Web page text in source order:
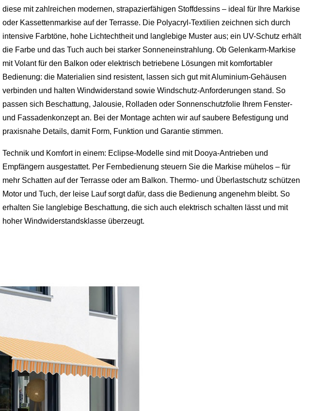
diese mit zahlreichen modernen, strapazierfähigen Stoffdessins – ideal für Ihre Markise
oder Kassettenmarkise auf der Terrasse. Die Polyacryl-Textilien zeichnen sich durch
intensive Farbtöne, hohe Lichtechtheit und langlebige Muster aus; ein UV-Schutz erhält
die Farbe und das Tuch auch bei starker Sonneneinstrahlung. Ob Gelenkarm-Markise
mit Volant für den Balkon oder elektrisch betriebene Lösungen mit komfortabler
Bedienung: die Materialien sind resistent, lassen sich gut mit Aluminium-Gehäusen
verbinden und halten Windwiderstand sowie Windschutz-Anforderungen stand. So
passen sich Beschattung, Jalousie, Rolladen oder Sonnenschutzfolie Ihrem Fenster-
und Fassadenkonzept an. Bei der Montage achten wir auf saubere Befestigung und
praxisnahe Details, damit Form, Funktion und Garantie stimmen.
Technik und Komfort in einem: Eclipse-Modelle sind mit Dooya-Antrieben und
Empfängern ausgestattet. Per Fernbedienung steuern Sie die Markise mühelos – für
mehr Schatten auf der Terrasse oder am Balkon. Thermo- und Überlastschutz schützen
Motor und Tuch, der leise Lauf sorgt dafür, dass die Bedienung angenehm bleibt. So
erhalten Sie langlebige Beschattung, die sich auch elektrisch schalten lässt und mit
hoher Windwiderstandsklasse überzeugt.